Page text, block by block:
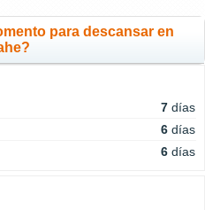
para descansar en
7 días
6 días
6 días